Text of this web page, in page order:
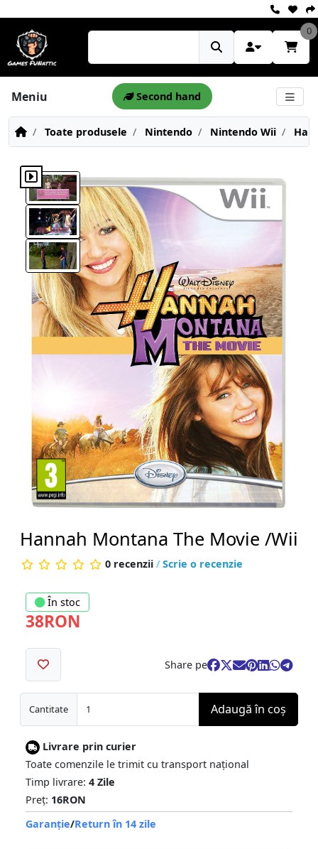
0
Meniu Second hand
Toate produsele Nintendo Nintendo Wii
Hannah Montana The Movie /Wii
0 recenzii / Scrie o recenzie
În stoc
38RON
Share pe
Cantitate Adaugă în coş
Livrare prin curier
Toate comenzile le trimit cu transport național
Timp livrare: 4 Zile
Preț: 16RON
Garanție/Return în 14 zile